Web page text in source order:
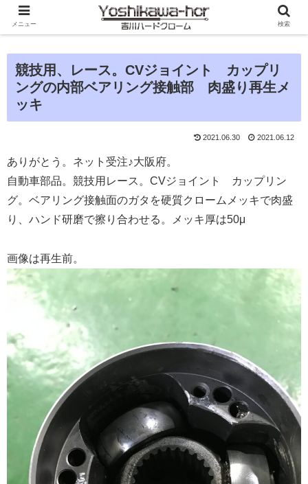
競技用、レース。CVジョイント カップリ
ングの内部ベアリング接触部 肉盛り再生メ
ッキ
2021.06.30 2021.06.12
ありがとう。ネット受注♪大阪府。
自動車部品。競技用レース。CVジョイント カップリン
グ。ベアリング接触面のガタを硬質クロームメッキで肉盛
り、ハンド研磨で擦り合わせる。メッキ厚は50μ
画像は再生前。
メニュー 検索